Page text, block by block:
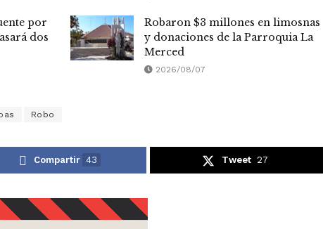
por
dos
Robaron $3 millones en limosnas
y donaciones de la Parroquia La
Merced
2026/08/07
Robo
Compartir 43 Tweet 27